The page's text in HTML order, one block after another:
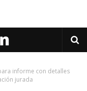
informe con detalles
jurada